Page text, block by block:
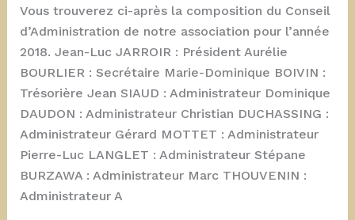
Vous trouverez ci-après la composition du Conseil
d’Administration de notre association pour l’année
2018. Jean-Luc JARROIR : Président Aurélie
BOURLIER : Secrétaire Marie-Dominique BOIVIN :
Trésorière Jean SIAUD : Administrateur Dominique
DAUDON : Administrateur Christian DUCHASSING :
Administrateur Gérard MOTTET : Administrateur
Pierre-Luc LANGLET : Administrateur Stépane
BURZAWA : Administrateur Marc THOUVENIN :
Administrateur A